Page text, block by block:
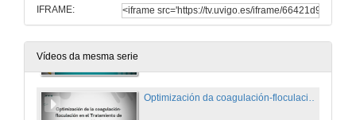
IFRAME:
Vídeos da mesma serie
Obtención de coagulantes a partir da médula de plátano
Optimización da coagulación-floculación no Tratamento de augas residuais: Explorando as condicións óptimas